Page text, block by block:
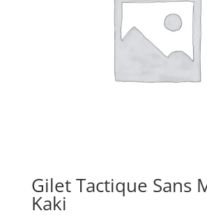
Gilet Tactique Sans
Kaki